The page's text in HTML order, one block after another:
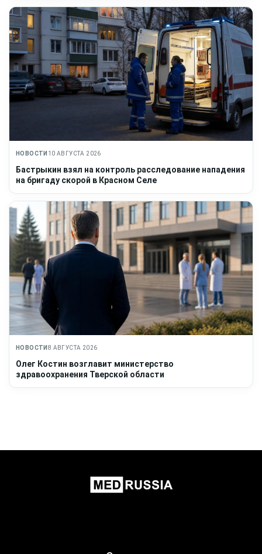
НОВОСТИ 10 АВГУСТА 2026
Бастрыкин взял на контроль расследование нападения
на бригаду скорой в Красном Селе
НОВОСТИ 8 АВГУСТА 2026
Олег Костин возглавит министерство
здравоохранения Тверской области